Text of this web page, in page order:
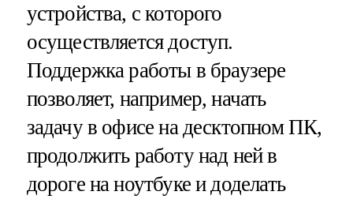
устройства, с которого
осуществляется доступ.
Поддержка работы в браузере
позволяет, например, начать
задачу в офисе на десктопном ПК,
продолжить работу над ней в
дороге на ноутбуке и доделать